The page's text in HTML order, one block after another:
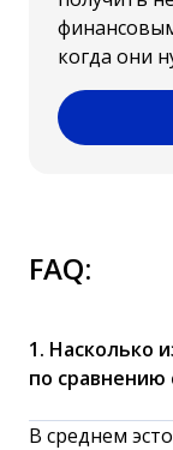
когда они
FAQ:
1. Насколько
по
В среднем